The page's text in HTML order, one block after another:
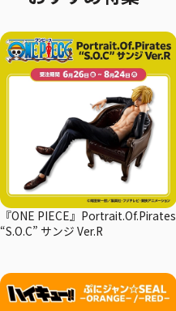
『ONE PIECE』Portrait.Of.Pirates
“S.O.C” サンジ Ver.R